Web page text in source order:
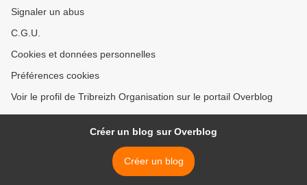
Signaler un abus
C.G.U.
Cookies et données personnelles
Préférences cookies
Voir le profil de Tribreizh Organisation sur le portail Overblog
Créer un blog sur Overblog
Créer un blog